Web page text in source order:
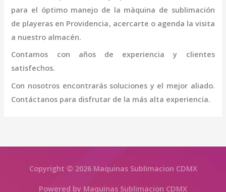
para el óptimo manejo de la màquina de sublimación
de playeras en Providencia, acercarte o agenda la visita
a nuestro almacén.
Contamos con años de experiencia y clientes
satisfechos.
Con nosotros encontrarás soluciones y el mejor aliado.
Contáctanos para disfrutar de la más alta experiencia.
Copyright © 2026 Maquinas Sublimacion CDMX
Powered by Maquinas Sublimacion CDMX